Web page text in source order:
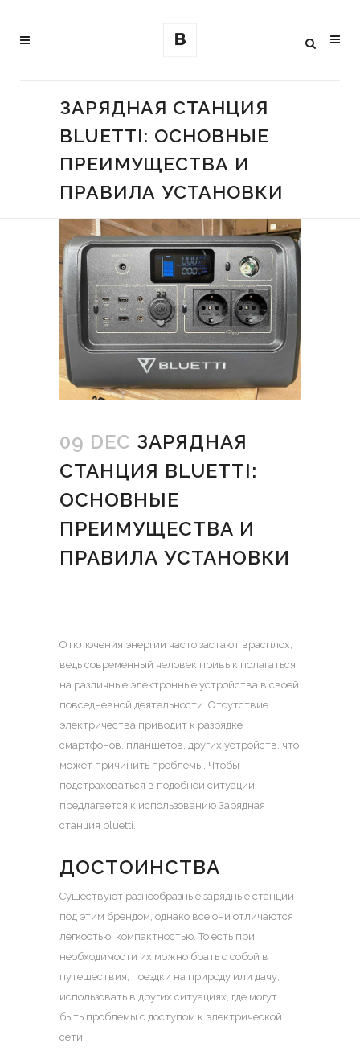
ЗАРЯДНАЯ СТАНЦИЯ
ВLUETTI: ОСНОВНЫЕ
ПРЕИМУЩЕСТВА И
ПРАВИЛА УСТАНОВКИ
09 DEC ЗАРЯДНАЯ
СТАНЦИЯ ВLUETTI:
ОСНОВНЫЕ
ПРЕИМУЩЕСТВА И
ПРАВИЛА УСТАНОВКИ
Отключения энергии часто застают врасплох,
ведь современный человек привык полагаться
на различные электронные устройства в своей
повседневной деятельности. Отсутствие
электричества приводит к разрядке
смартфонов, планшетов, других устройств, что
может причинить проблемы. Чтобы
подстраховаться в подобной ситуации
предлагается к использованию Зарядная
станция bluetti.
ДОСТОИНСТВА
Существуют разнообразные зарядные станции
под этим брендом, однако все они отличаются
легкостью, компактностью. То есть при
необходимости их можно брать с собой в
путешествия, поездки на природу или дачу,
использовать в других ситуациях, где могут
быть проблемы с доступом к электрической
сети.